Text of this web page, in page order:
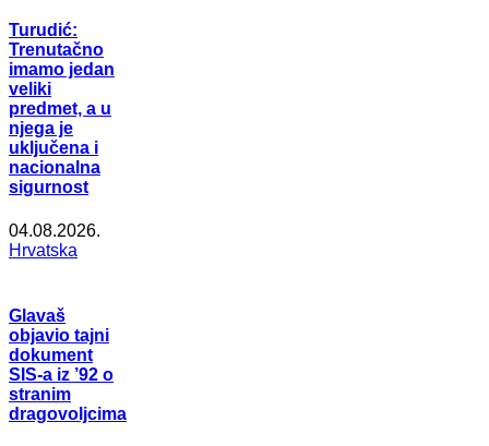
Turudić:
Trenutačno
imamo jedan
veliki
predmet, a u
njega je
uključena i
nacionalna
sigurnost
04.08.2026.
Hrvatska
Glavaš
objavio tajni
dokument
SIS-a iz ’92 o
stranim
dragovoljcima